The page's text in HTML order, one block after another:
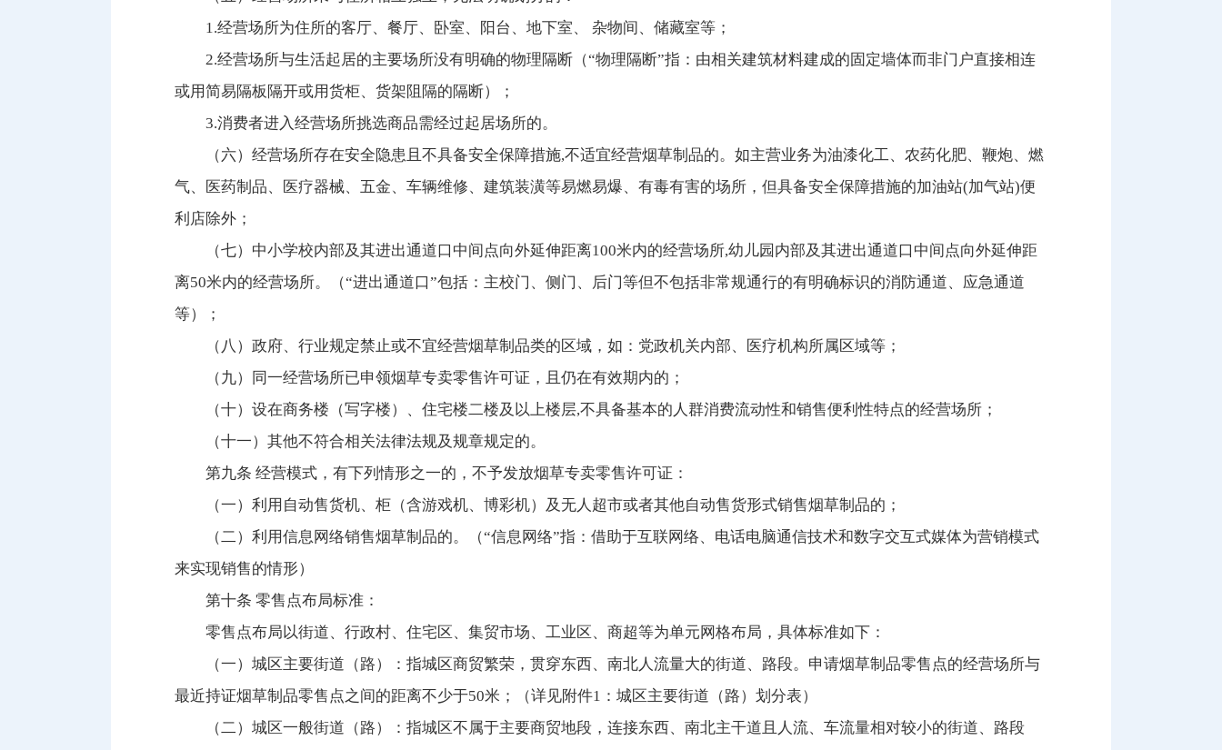
1.经营场所为住所的客厅、餐厅、卧室、阳台、地下室、 杂物间、储藏室等；
2.经营场所与生活起居的主要场所没有明确的物理隔断（“物理隔断”指：由相关建筑材料建成的固定墙体而非门户直接相连
或用简易隔板隔开或用货柜、货架阻隔的隔断）；
3.消费者进入经营场所挑选商品需经过起居场所的。
（六）经营场所存在安全隐患且不具备安全保障措施,不适宜经营烟草制品的。如主营业务为油漆化工、农药化肥、鞭炮、燃
气、医药制品、医疗器械、五金、车辆维修、建筑装潢等易燃易爆、有毒有害的场所，但具备安全保障措施的加油站(加气站)便
利店除外；
（七）中小学校内部及其进出通道口中间点向外延伸距离100米内的经营场所,幼儿园内部及其进出通道口中间点向外延伸距
离50米内的经营场所。（“进出通道口”包括：主校门、侧门、后门等但不包括非常规通行的有明确标识的消防通道、应急通道
等）；
（八）政府、行业规定禁止或不宜经营烟草制品类的区域，如：党政机关内部、医疗机构所属区域等；
（九）同一经营场所已申领烟草专卖零售许可证，且仍在有效期内的；
（十）设在商务楼（写字楼）、住宅楼二楼及以上楼层,不具备基本的人群消费流动性和销售便利性特点的经营场所；
（十一）其他不符合相关法律法规及规章规定的。
第九条 经营模式，有下列情形之一的，不予发放烟草专卖零售许可证：
（一）利用自动售货机、柜（含游戏机、博彩机）及无人超市或者其他自动售货形式销售烟草制品的；
（二）利用信息网络销售烟草制品的。（“信息网络”指：借助于互联网络、电话电脑通信技术和数字交互式媒体为营销模式
来实现销售的情形）
第十条 零售点布局标准：
零售点布局以街道、行政村、住宅区、集贸市场、工业区、商超等为单元网格布局，具体标准如下：
（一）城区主要街道（路）：指城区商贸繁荣，贯穿东西、南北人流量大的街道、路段。申请烟草制品零售点的经营场所与
最近持证烟草制品零售点之间的距离不少于50米；（详见附件1：城区主要街道（路）划分表）
（二）城区一般街道（路）：指城区不属于主要商贸地段，连接东西、南北主干道且人流、车流量相对较小的街道、路段